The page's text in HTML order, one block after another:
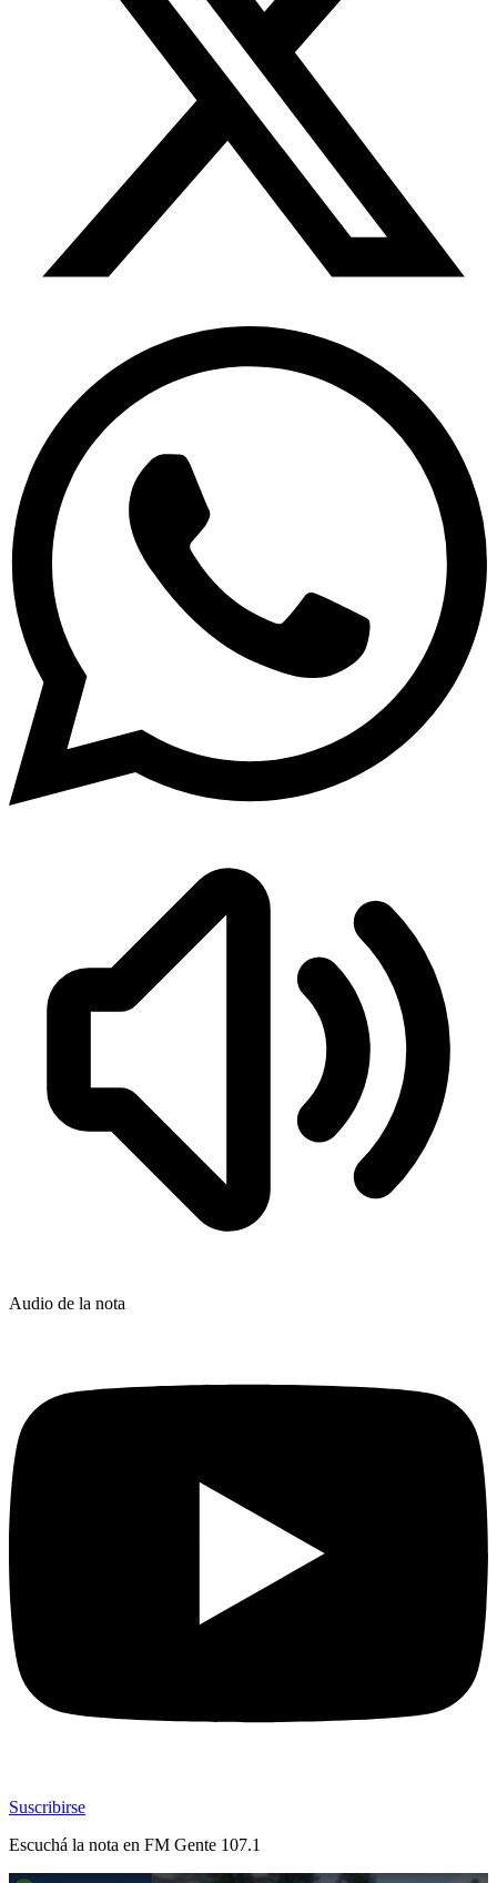
Audio de la nota
Suscribirse
Escuchá la nota en FM Gente 107.1